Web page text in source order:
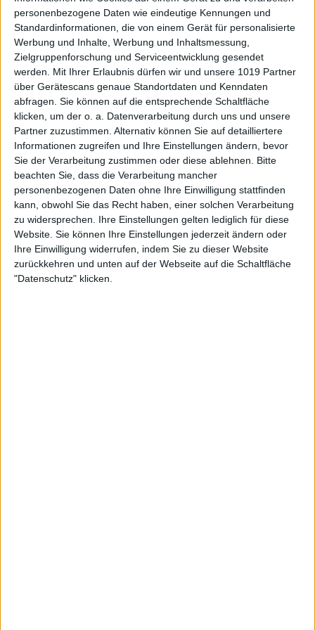
personenbezogene Daten wie eindeutige Kennungen und
Standardinformationen, die von einem Gerät für personalisierte
Werbung und Inhalte, Werbung und Inhaltsmessung,
Zielgruppenforschung und Serviceentwicklung gesendet
werden.
Mit Ihrer Erlaubnis dürfen wir und unsere 1019 Partner
über Gerätescans genaue Standortdaten und Kenndaten
abfragen. Sie können auf die entsprechende Schaltfläche
klicken, um der o. a. Datenverarbeitung durch uns und unsere
Partner zuzustimmen. Alternativ können Sie auf detailliertere
Informationen zugreifen und Ihre Einstellungen ändern, bevor
Sie der Verarbeitung zustimmen oder diese ablehnen.
Bitte
beachten Sie, dass die Verarbeitung mancher
personenbezogenen Daten ohne Ihre Einwilligung stattfinden
kann, obwohl Sie das Recht haben, einer solchen Verarbeitung
zu widersprechen. Ihre Einstellungen gelten lediglich für diese
Website. Sie können Ihre Einstellungen jederzeit ändern oder
Ihre Einwilligung widerrufen, indem Sie zu dieser Website
zurückkehren und unten auf der Webseite auf die Schaltfläche
"Datenschutz" klicken.